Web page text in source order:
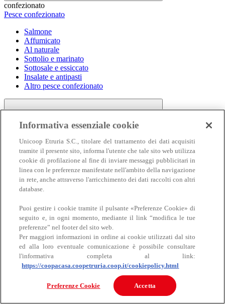
confezionato
Pesce confezionato
Salmone
Affumicato
Al naturale
Sottolio e marinato
Sottosale e essiccato
Insalate e antipasti
Altro pesce confezionato
Carne
Carne
Bovino
Informativa essenziale cookie
Unicoop Etruria S.C., titolare del trattamento dei dati acquisiti
tramite il presente sito, informa l'utente che tale sito web utilizza
cookie di profilazione al fine di inviare messaggi pubblicitari in
linea con le preferenze manifestate nell'ambito della navigazione
in rete, anche attraverso l'arricchimento dei dati raccolti con altri
database.
Puoi gestire i cookie tramite il pulsante «Preferenze Cookie» di
seguito e, in ogni momento, mediante il link “modifica le tue
preferenze” nel footer del sito web.
Per maggiori informazioni in ordine ai cookie utilizzati dal sito
ed alla loro eventuale comunicazione è possibile consultare
l'informativa completa al link:
https://coopacasa.coopetruria.coop.it/cookiepolicy.html
Preferenze Cookie Accetta